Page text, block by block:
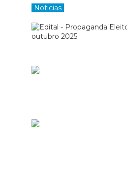
Noticias